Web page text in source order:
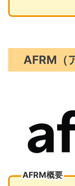
AFRM（
AFRM概要